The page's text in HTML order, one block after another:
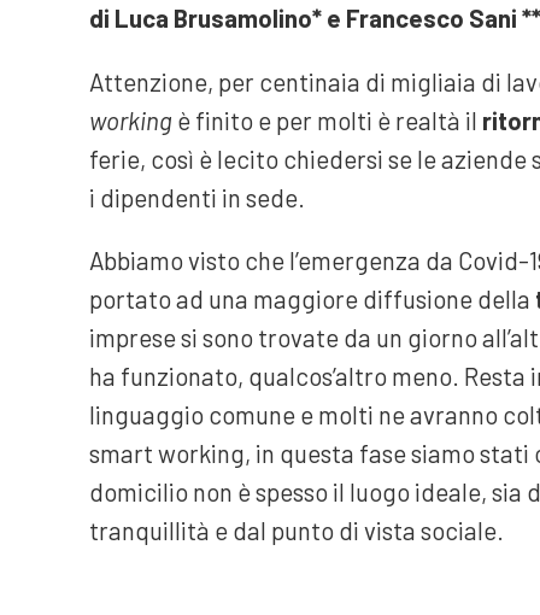
di Luca Brusamolino* e Francesco Sani **
Attenzione, per centinaia di migliaia di
working è finito e per molti è realtà il
ferie, così è lecito chiedersi se le
i dipendenti in sede.
Abbiamo visto che l’emergenza da
portato ad una maggiore diffusione della
imprese si sono trovate da un giorno
ha funzionato, qualcos’altro meno. Resta
linguaggio comune e molti ne avranno
smart working, in questa fase siamo
domicilio non è spesso il luogo ideale,
tranquillità e dal punto di vista sociale.